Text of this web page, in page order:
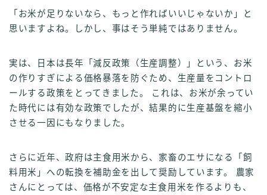
「お米が足りないなら、もっと作ればいいじゃないか」と
思いますよね。しかし、事はそう単純ではありません。
実は、日本は長年「減反政策（生産調整）」という、お米
の作りすぎによる価格暴落を防ぐため、生産量をコントロ
ールする政策をとってきました。 これは、お米が余ってい
た時代には有効な政策でしたが、結果的に生産基盤を縮小
させる一因にもなりました。
さらに近年、政府は主食用米から、家畜のエサになる「飼
料用米」への転換を補助金を出して奨励しています。 農家
さんにとっては、価格が不安定な主食用米を作るよりも、